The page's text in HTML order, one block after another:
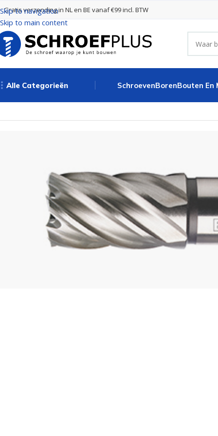
Skip to navigation
Skip to main content
Gratis verzending in NL en BE vanaf €99 incl. BTW
Alle Categorieën SchroevenBorenBouten En